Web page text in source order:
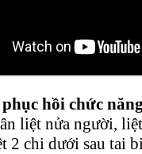
hồi chức năng
liệt nửa người,
2 chi dưới sau tai